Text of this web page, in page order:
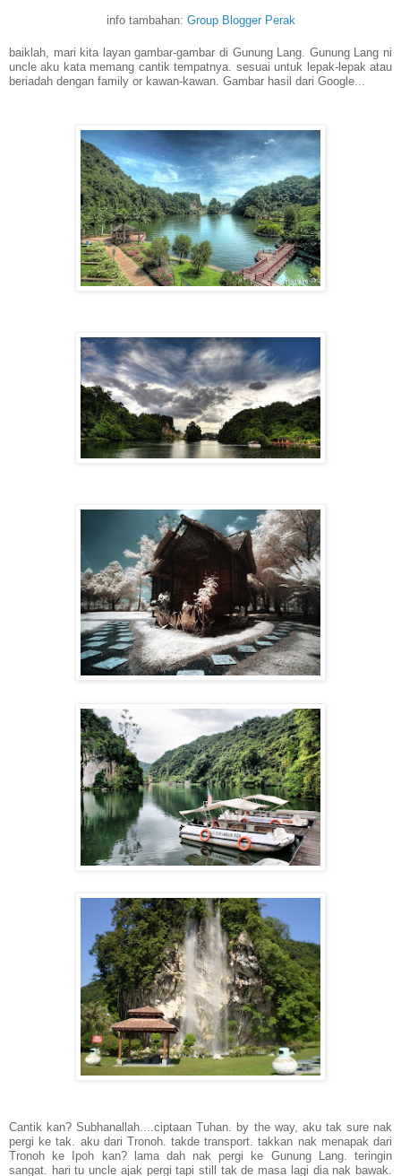
info tambahan: Group Blogger Perak
baiklah, mari kita layan gambar-gambar di Gunung Lang. Gunung Lang ni
uncle aku kata memang cantik tempatnya. sesuai untuk lepak-lepak atau
beriadah dengan family or kawan-kawan. Gambar hasil dari Google...
Cantik kan? Subhanallah....ciptaan Tuhan. by the way, aku tak sure nak
pergi ke tak. aku dari Tronoh. takde transport. takkan nak menapak dari
Tronoh ke Ipoh kan? lama dah nak pergi ke Gunung Lang. teringin
sangat. hari tu uncle ajak pergi tapi still tak de masa lagi dia nak bawak.